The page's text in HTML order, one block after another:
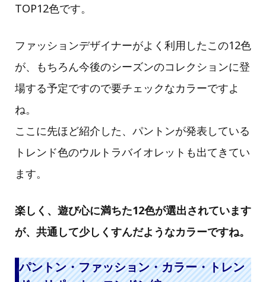
TOP12色です。
ファッションデザイナーがよく利用したこの12色
が、もちろん今後のシーズンのコレクションに登
場する予定ですので要チェックなカラーですよ
ね。
ここに先ほど紹介した、パントンが発表している
トレンド色のウルトラバイオレットも出てきてい
ます。
楽しく、遊び心に満ちた12色が選出されています
が、共通して少しくすんだようなカラーですね。
パントン・ファッション・カラー・トレン